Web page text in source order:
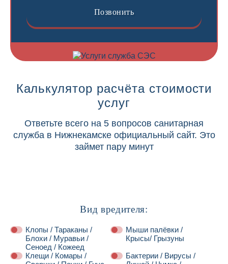
Позвонить
Калькулятор расчёта стоимости
услуг
Ответьте всего на 5 вопросов санитарная
служба в Нижнекамске официальный сайт. Это
займет пару минут
Вид вредителя:
Клопы / Тараканы /
Блохи / Муравьи /
Сеноед / Кожеед
Мыши палёвки /
Крысы/ Грызуны
Клещи / Комары /
Бактерии / Вирусы /